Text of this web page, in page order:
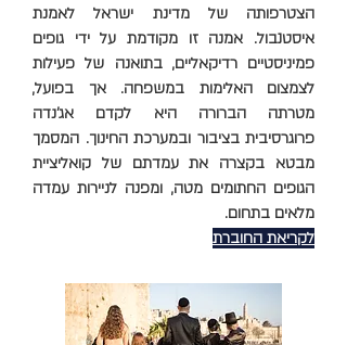
הצטרפותה של מדינת ישראל לאמנת
איסטנבול. אמנה זו מקודמת על ידי גופים
פמיניסטיים רדיקאליים, בתואנה של פעילות
לצמצום האלימות במשפחה. אך בפועל,
מטרתה הברורה היא לקדם אג'נדה
פרוגרסיבית בציבור ובמערכת החינוך. המסמך
מבטא בקצרה את עמדתם של קואליציית
הגופים החתומים מטה, ומפנה לניירות עמדה
מלאים בתחום.
לקריאת החוברת